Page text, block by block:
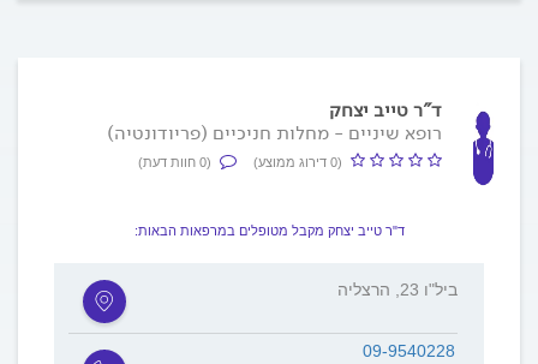
ד"ר טייב יצחק
רופא שיניים - מחלות חניכיים (פריודונטיה)
(0 דירוג ממוצע) (0 חוות דעת)
ד"ר טייב יצחק מקבל מטופלים במרפאות הבאות:
ביל"ו 23, הרצליה
09-9540228